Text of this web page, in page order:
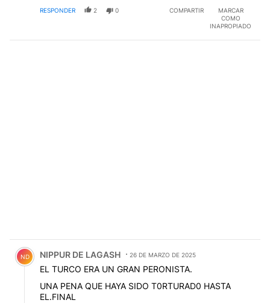
RESPONDER 2 0 COMPARTIR
MARCAR
COMO
INAPROPIADO
Comentario de NIPPUR DE LAGASH.
ND NIPPUR DE LAGASH 26 DE MARZO DE 2025
EL TURCO ERA UN GRAN PERONISTA.
UNA PENA QUE HAYA SIDO T0RTURAD0 HASTA
EL.FINAL